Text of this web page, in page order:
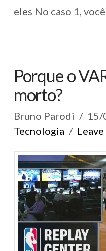
eles No caso 1,
Porque o
morto?
Bruno Parodi
15/
Tecnologia